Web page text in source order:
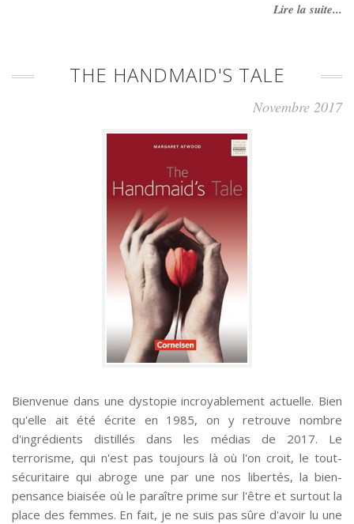
Lire la suite...
THE HANDMAID'S TALE
Novembre 2017
Bienvenue dans une dystopie incroyablement actuelle. Bien
qu'elle ait été écrite en 1985, on y retrouve nombre
d'ingrédients distillés dans les médias de 2017. Le
terrorisme, qui n'est pas toujours là où l'on croit, le tout-
sécuritaire qui abroge une par une nos libertés, la bien-
pensance biaisée où le paraître prime sur l'être et surtout la
place des femmes. En fait, je ne suis pas sûre d'avoir lu une